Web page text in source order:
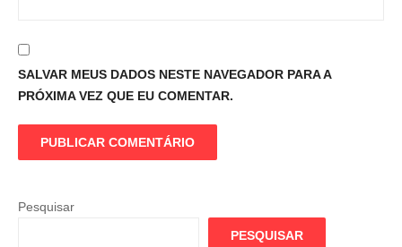
SALVAR MEUS DADOS NESTE NAVEGADOR PARA A
PRÓXIMA VEZ QUE EU COMENTAR.
Pesquisar
PESQUISAR